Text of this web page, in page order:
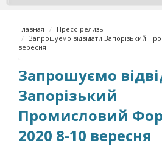
Главная
Пресс-релизы
Запрошуємо відвідати Запорізький
вересня
Запрошуємо
Запорізький
Промисловий
2020 8-10 вересня